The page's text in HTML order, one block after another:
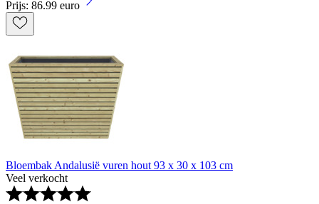
Prijs: 86.99 euro
Bloembak Andalusië vuren hout 93 x 30 x 103 cm
Veel verkocht